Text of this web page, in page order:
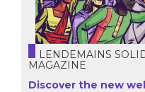
LENDEMAINS
MAGAZINE
Discover the new